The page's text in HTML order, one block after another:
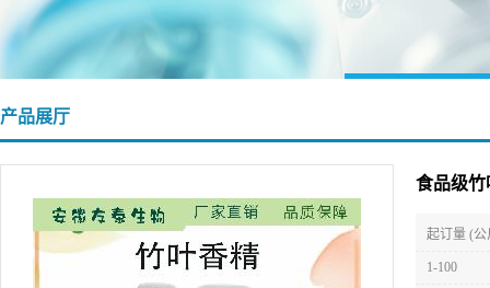
产品展厅
食品级竹
起订量 (公
1-100